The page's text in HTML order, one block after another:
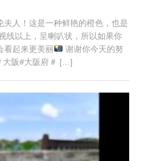
人！这是一种鲜艳的橙色，也是
线以上，呈喇叭状，所以如果你
看起来更美丽
谢谢你今天的努
大阪#大阪府＃ […]